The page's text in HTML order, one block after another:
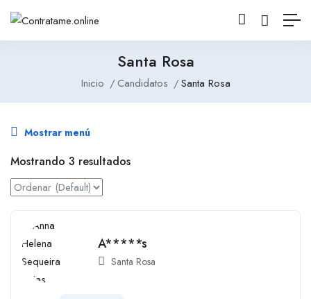
Santa Rosa
Inicio Candidatos Santa Rosa
Mostrar menú
Mostrando 3 resultados
A*****s
Santa Rosa